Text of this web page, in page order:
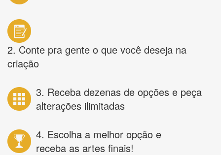
2. Conte pra gente o que você deseja na
criação
3. Receba dezenas de opções e peça
alterações ilimitadas
4. Escolha a melhor opção e
receba as artes finais!